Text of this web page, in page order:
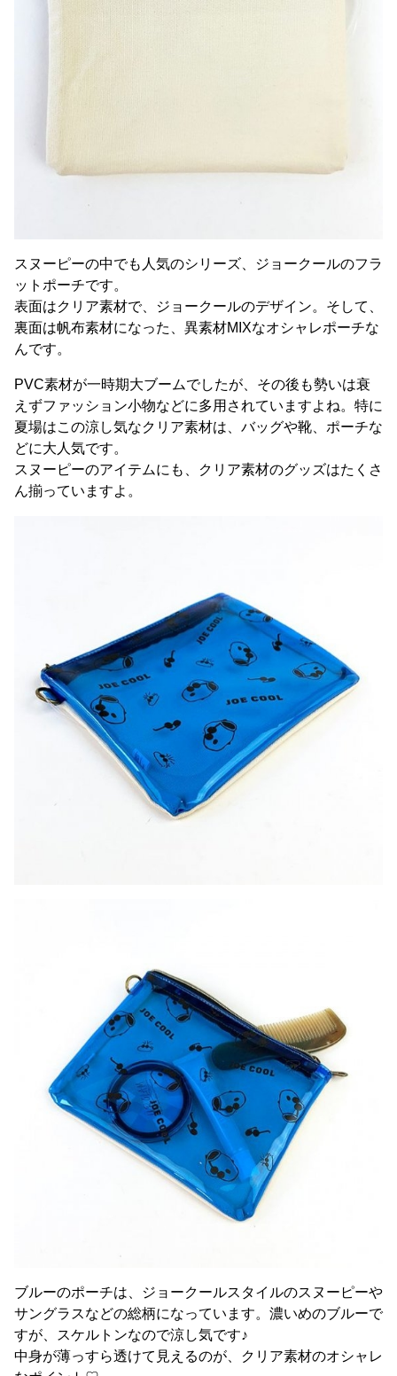
スヌーピーの中でも人気のシリーズ、ジョークールのフラ
ットポーチです。
表面はクリア素材で、ジョークールのデザイン。そして、
裏面は帆布素材になった、異素材MIXなオシャレポーチな
んです。
PVC素材が一時期大ブームでしたが、その後も勢いは衰
えずファッション小物などに多用されていますよね。特に
夏場はこの涼し気なクリア素材は、バッグや靴、ポーチな
どに大人気です。
スヌーピーのアイテムにも、クリア素材のグッズはたくさ
ん揃っていますよ。
ブルーのポーチは、ジョークールスタイルのスヌーピーや
サングラスなどの総柄になっています。濃いめのブルーで
すが、スケルトンなので涼し気です♪
中身が薄っすら透けて見えるのが、クリア素材のオシャレ